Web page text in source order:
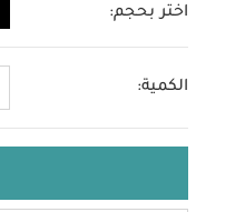
اختر بحجم:
الكمية: